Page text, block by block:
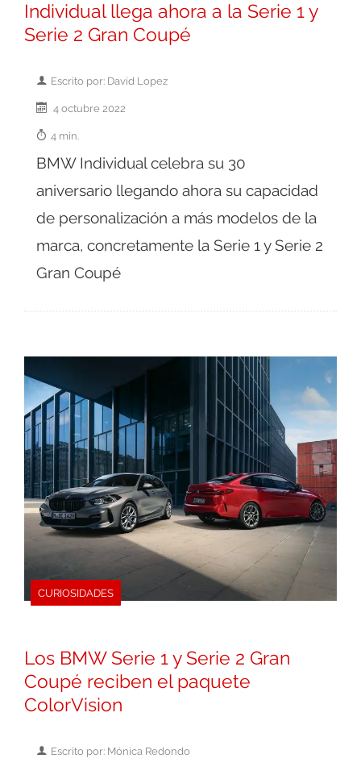
Individual llega ahora a la Serie 1 y
Serie 2 Gran Coupé
Escrito por: David Lopez
4 octubre 2022
4 min.
BMW Individual celebra su 30
aniversario llegando ahora su capacidad
de personalización a más modelos de la
marca, concretamente la Serie 1 y Serie 2
Gran Coupé
CURIOSIDADES
Los BMW Serie 1 y Serie 2 Gran
Coupé reciben el paquete
ColorVision
Escrito por: Mónica Redondo